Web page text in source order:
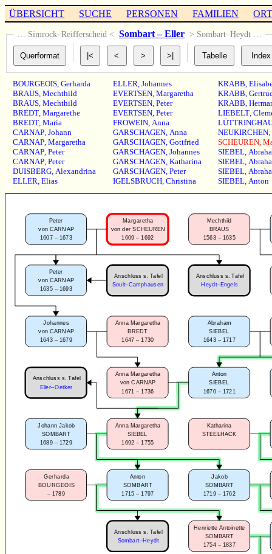
ÜBERSICHT SUCHE PERSONEN FAMILIEN
… Simrock–Reifferscheid < Sombart – Eller > Sombart–Heydt …
BOURGEOIS,Gerharda
BRAUS,Mechthild
BRAUS,Mechthild
BREDT,Margarethe
BREDT,Maria
CARNAP,Johann
CARNAP,Margaretha
CARNAP,Peter
CARNAP,Peter
DUISBERG,Alexandrina
ELLER,Elias
ELLER, Johannes
EVERTSEN, Margaretha
EVERTSEN, Peter
EVERTSEN, Peter
FROWEIN, Anna
GARSCHAGEN, Anna
GARSCHAGEN, Gottfried
GARSCHAGEN, Johannes
GARSCHAGEN, Katharina
GARSCHAGEN, Peter
IGELSBRUCH, Christina
KRABB,
KRABB,
KRABB,
LIEBELT,
NEUKIRCHEN,
SCHEUREN,
SIEBEL,
SIEBEL,
SIEBEL,
SIEBEL, Anton
Henriette Antoinette
SOMBART
1754 – 1837
Jakob
SOMBART
1719 – 1762
Anton
SOMBART
1715 – 1797
Gerharda
BOURGEOIS
– 1789
Johann Jakob
SOMBART
1689 – 1729
Anna Margaretha
SIEBEL
1692 – 1755
Anton
SIEBEL
1670 – 1721
Anna Margaretha
von CARNAP
1671 – 1736
Katharina
STEELHACK
Abraham
SIEBEL
1643 – 1717
Mechthild
BRAUS
1563 – 1635
Anschluss s. Tafel
Sombart–Heydt
Anschluss s. Tafel
Eller–Oetker
Johannes
von CARNAP
1643 – 1679
Anna Margaretha
BREDT
1647 – 1730
Peter
von CARNAP
1607 – 1673
Margaretha
von der SCHEUREN
1609 – 1692
Anschluss s. Tafel
Heydt–Engels
Peter
von CARNAP
1635 – 1693
Anschluss s. Tafel
Soult–Camphausen